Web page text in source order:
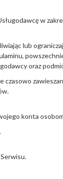
w
lub
oraz
konta